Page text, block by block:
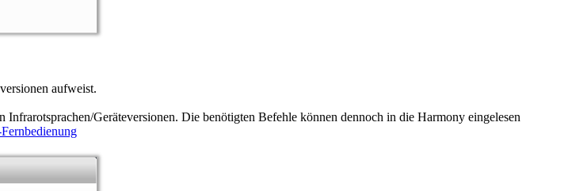
aufweist.
Geräteversionen. Die benötigten Befehle können dennoch in die Harmony eingelesen